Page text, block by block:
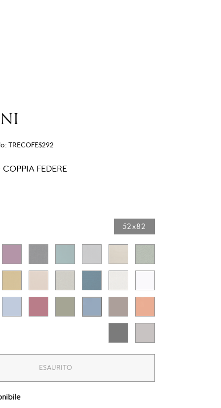
TRECOFE$292
FEDERE
52x82​
ESAURITO